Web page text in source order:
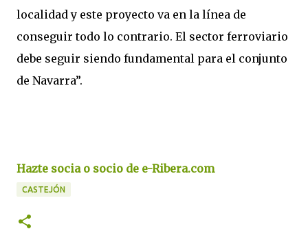
localidad y este proyecto va en la línea de
conseguir todo lo contrario. El sector ferroviario
debe seguir siendo fundamental para el conjunto
de Navarra”.
Hazte socia o socio de e-Ribera.com
CASTEJÓN